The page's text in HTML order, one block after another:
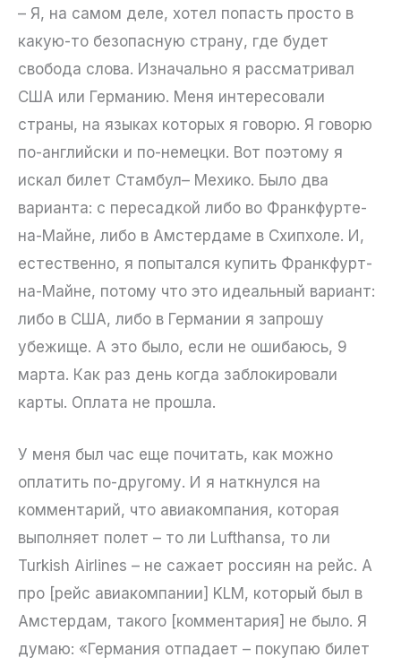
– Я, на самом деле, хотел попасть просто в
какую-то безопасную страну, где будет
свобода слова. Изначально я рассматривал
США или Германию. Меня интересовали
страны, на языках которых я говорю. Я говорю
по-английски и по-немецки. Вот поэтому я
искал билет Стамбул– Мехико. Было два
варианта: с пересадкой либо во Франкфурте-
на-Майне, либо в Амстердаме в Схипхоле. И,
естественно, я попытался купить Франкфурт-
на-Майне, потому что это идеальный вариант:
либо в США, либо в Германии я запрошу
убежище. А это было, если не ошибаюсь, 9
марта. Как раз день когда заблокировали
карты. Оплата не прошла.
У меня был час еще почитать, как можно
оплатить по-другому. И я наткнулся на
комментарий, что авиакомпания, которая
выполняет полет – то ли Lufthansa, то ли
Turkish Airlines – не сажает россиян на рейс. А
про [рейс авиакомпании] KLM, который был в
Амстердам, такого [комментария] не было. Я
думаю: «Германия отпадает – покупаю билет